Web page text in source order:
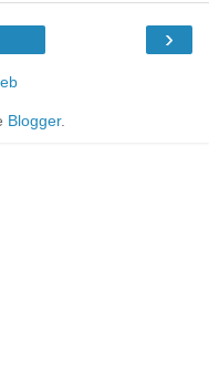
›
Blogger.